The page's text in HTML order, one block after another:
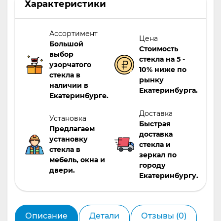
вам.Характеристики
Ассортимент
Большой
выбор
узорчатого
стекла в
наличии в
Екатеринбурге.
Цена
Стоимость
стекла на 5 -
10% ниже по
рынку
Екатеринбурга.
Установка
Предлагаем
установку
стекла в
мебель, окна и
двери.
Доставка
Быстрая
доставка
стекла и
зеркал по
городу
Екатеринбургу.
Описание Детали Отзывы (0)